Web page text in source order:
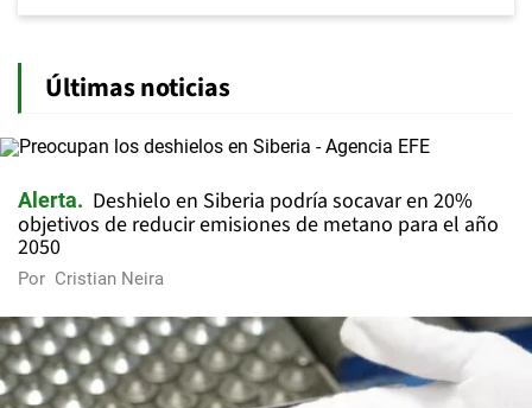
Últimas noticias
Alerta
Deshielo en Siberia podría socavar en 20%
objetivos de reducir emisiones de metano para el año
2050
Por Cristian Neira